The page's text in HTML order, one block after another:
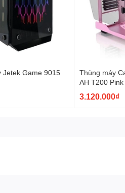
Jetek Game 9015
Thùng máy
AH T200
(Hồng) (CA-
3.120.000₫